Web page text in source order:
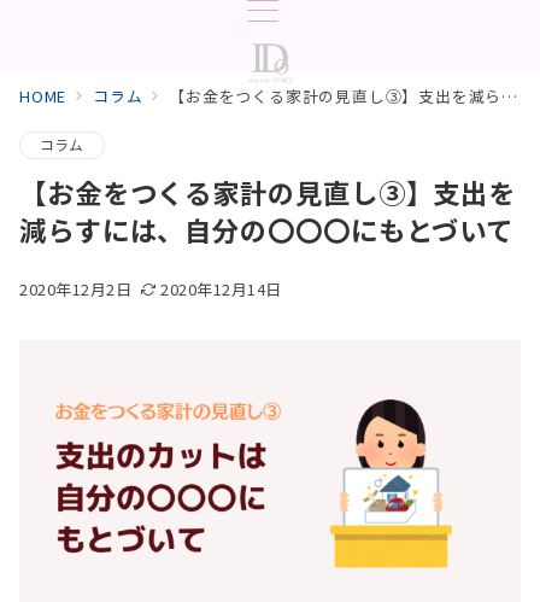
HOME コラム 【お金をつくる家計の見直し③】支出を減らすには、自分の〇〇〇にもとづいて
コラム
【お金をつくる家計の見直し③】支出を
減らすには、自分の〇〇〇にもとづいて
2020年12月2日 2020年12月14日